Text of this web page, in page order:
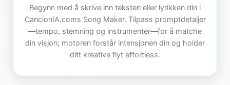
Begynn med å skrive inn teksten eller lyrikken din i
CancionIA.coms Song Maker. Tilpass promptdetaljer
—tempo, stemning og instrumenter—for å matche
din visjon; motoren forstår intensjonen din og holder
ditt kreative flyt effortless.